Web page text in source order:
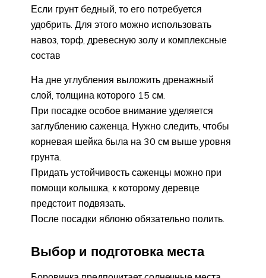
Если грунт бедный, то его потребуется
удобрить. Для этого можно использовать
навоз, торф, древесную золу и комплексные
состав
На дне углубления выложить дренажный
слой, толщина которого 15 см.
При посадке особое внимание уделяется
заглублению саженца. Нужно следить, чтобы
корневая шейка была на 30 см выше уровня
грунта.
Придать устойчивость саженцы можно при
помощи колышка, к которому деревце
предстоит подвязать.
После посадки яблоню обязательно полить.
Выбор и подготовка места